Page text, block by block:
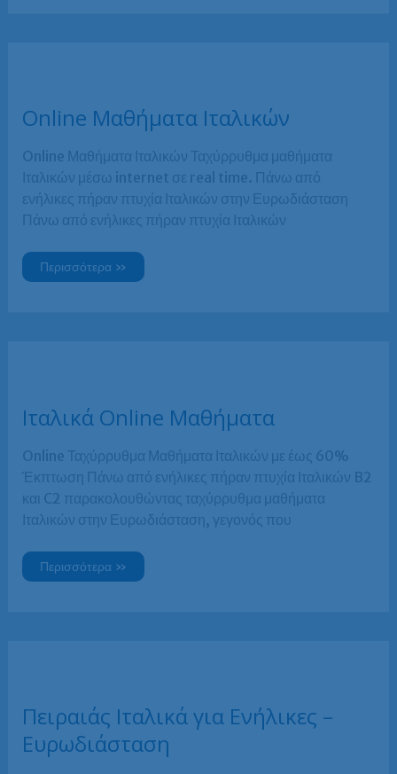
Online Μαθήματα Ιταλικών
Online Μαθήματα Ιταλικών Ταχύρρυθμα μαθήματα
Ιταλικών μέσω internet σε real time. Πάνω από
ενήλικες πήραν πτυχία Ιταλικών στην Ευρωδιάσταση
Πάνω από ενήλικες πήραν πτυχία Ιταλικών
Online
Μαθήματα
Περισσότερα »
Ιταλικά Online Μαθήματα
Online Ταχύρρυθμα Μαθήματα Ιταλικών με έως 60%
Έκπτωση Πάνω από ενήλικες πήραν πτυχία Ιταλικών B2
και C2 παρακολουθώντας ταχύρρυθμα μαθήματα
Ιταλικών στην Ευρωδιάσταση, γεγονός που
Ιταλικά
Online
Περισσότερα »
Πειραιάς Ιταλικά για Ενήλικες –
Ευρωδιάσταση